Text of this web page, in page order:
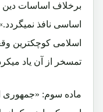
برخلاف اساسات دین
اساسی نافذ
اسلامی کوچکترین
تمسخر از آن یاد
ماده سوم: «جمهوری